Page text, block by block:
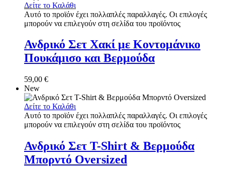
Δείτε το Καλάθι
Αυτό το προϊόν έχει πολλαπλές παραλλαγές. Οι επιλογές
μπορούν να επιλεγούν στη σελίδα του προϊόντος
Ανδρικό Σετ Χακί με Κοντομάνικο
Πουκάμισο και Βερμούδα
59,00 €
New
Δείτε το Καλάθι
Αυτό το προϊόν έχει πολλαπλές παραλλαγές. Οι επιλογές
μπορούν να επιλεγούν στη σελίδα του προϊόντος
Ανδρικό Σετ T-Shirt & Βερμούδα
Μπορντό Oversized